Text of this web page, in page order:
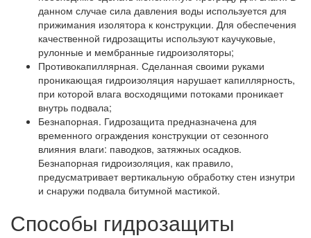
данном случае сила давления воды используется для
прижимания изолятора к конструкции. Для обеспечения
качественной гидрозащиты используют каучуковые,
рулонные и мембранные гидроизоляторы;
Противокапиллярная. Сделанная своими руками
проникающая гидроизоляция нарушает капиллярность,
при которой влага восходящими потоками проникает
внутрь подвала;
Безнапорная. Гидрозащита предназначена для
временного ограждения конструкции от сезонного
влияния влаги: паводков, затяжных осадков.
Безнапорная гидроизоляция, как правило,
предусматривает вертикальную обработку стен изнутри
и снаружи подвала битумной мастикой.
Способы гидрозащиты